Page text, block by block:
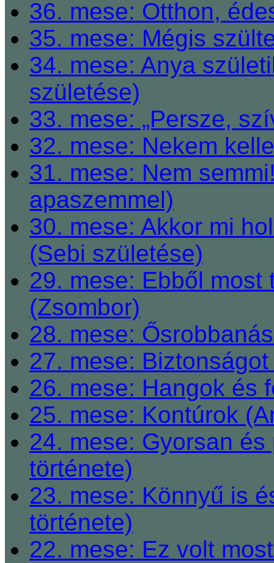
36. mese: Otthon,
35. mese: Mégis
34. mese: Anya
születése)
33. mese: „Persze,
32. mese: Nekem
31. mese: Nem
apaszemmel)
30. mese: Akkor mi
(Sebi születése)
29. mese: Ebből
(Zsombor)
28. mese:
27. mese:
26. mese: Hangok és
25. mese: Kontúrok
24. mese: Gyorsan
története)
23. mese: Könnyű is
története)
22. mese: Ez volt